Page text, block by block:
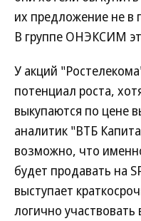
их предложение не в
В группе ОНЭКСИМ
У акций
потенциал роста,
выкупаются по цене
аналитик "ВТБ
возможно, что
будет продавать на
выступает
логично участвовать